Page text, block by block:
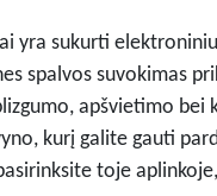
yra sukurti
spalvos suvokimas
apšvietimo bei
kurį galite gauti
toje